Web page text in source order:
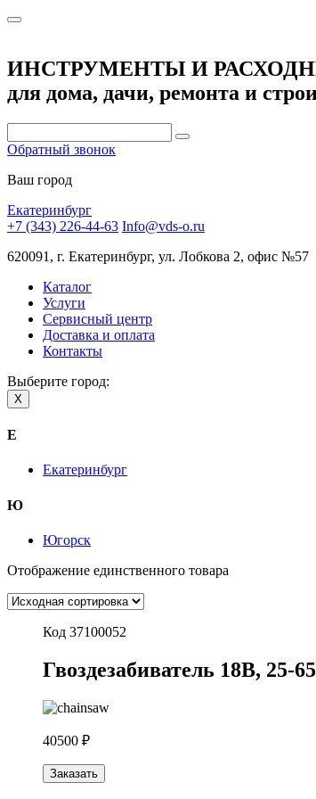
ИНСТРУМЕНТЫ И
для дома, дачи, ремонта и
Обратный звонок
Ваш город
Екатеринбург
+7 (343) 226-44-63 Info@vds-o.ru
620091, г. Екатеринбург, ул. Лобкова 2, офис №57
Каталог
Услуги
Сервисный центр
Доставка и оплата
Контакты
Выберите город:
X
Е
Екатеринбург
Ю
Югорск
Отображение единственного товара
Код 37100052
Гвоздезабиватель 18В, 25-
40500 ₽
Заказать